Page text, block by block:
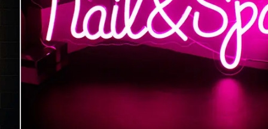
Gratuit
ÉTAPE 5
S'il vous plaît
preuve
heures et